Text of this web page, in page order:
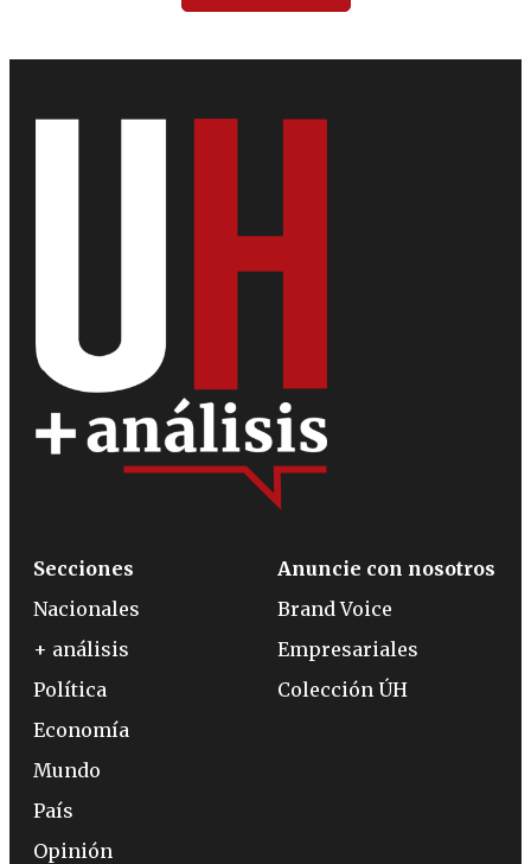
Secciones
Nacionales
+ análisis
Política
Economía
Mundo
País
Opinión
Anuncie con nosotros
Brand Voice
Empresariales
Colección ÚH